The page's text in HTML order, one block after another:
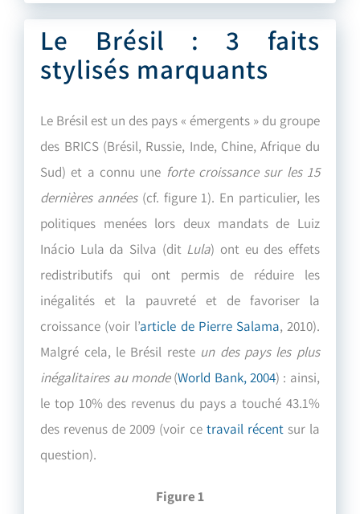
Le Brésil : 3 faits
stylisés marquants
Le Brésil est un des pays « émergents » du groupe
des BRICS (Brésil, Russie, Inde, Chine, Afrique du
Sud) et a connu une forte croissance sur les 15
dernières années(cf. figure 1). En particulier, les
politiques menées lors deux mandats de Luiz
Inácio Lula da Silva (dit Lula) ont eu des effets
redistributifs qui ont permis de réduire les
inégalités et la pauvreté et de favoriser la
croissance (voir l’article de Pierre Salama, 2010).
Malgré cela, le Brésil reste un des pays les plus
inégalitaires au monde(World Bank, 2004) : ainsi,
le top 10% des revenus du pays a touché 43.1%
des revenus de 2009 (voir ce travail récentsur la
question).
Figure 1